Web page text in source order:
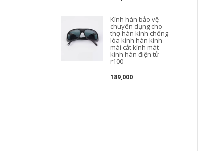
Kính hàn bảo vệ
chuyên dụng cho
thợ hàn kính chống
lóa kính hàn kính
mài cắt kính mát
kính hàn điện tử
r100
189,000